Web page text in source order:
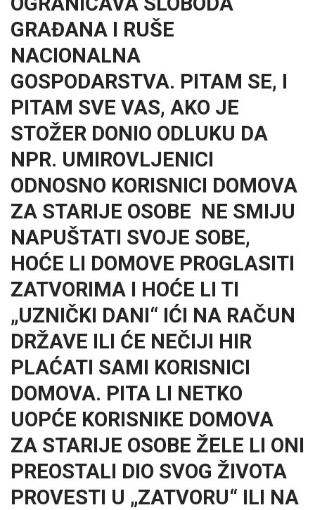
GRAĐANA I RUŠE
NACIONALNA
GOSPODARSTVA. PITAM SE, I
PITAM SVE VAS, AKO JE
STOŽER DONIO ODLUKU DA
NPR. UMIROVLJENICI
ODNOSNO KORISNICI DOMOVA
ZA STARIJE OSOBE NE SMIJU
NAPUŠTATI SVOJE SOBE,
HOĆE LI DOMOVE PROGLASITI
ZATVORIMA I HOĆE LI TI
„UZNIČKI DANI“ IĆI NA RAČUN
DRŽAVE ILI ĆE NEČIJI HIR
PLAĆATI SAMI KORISNICI
DOMOVA. PITA LI NETKO
UOPĆE KORISNIKE DOMOVA
ZA STARIJE OSOBE ŽELE LI ONI
PREOSTALI DIO SVOG ŽIVOTA
PROVESTI U „ZATVORU“ ILI NA